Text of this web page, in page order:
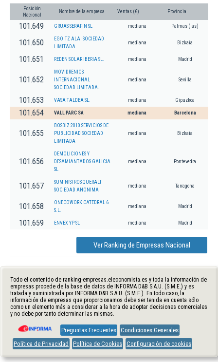
Posición
Nacional
Nombre de la empresa Ventas (€) Provincia
101.649 GRUAS SERAFIN SL mediana Palmas (las)
101.650
EGOITZ ALAI SOCIEDAD
LIMITADA.
mediana Bizkaia
101.651 REDEN SOLAR IBERIA SL. mediana Madrid
101.652
MOVIDRENIOS
INTERNACIONAL
SOCIEDAD LIMITADA.
mediana Sevilla
101.653 VASA TALDEA SL. mediana Gipuzkoa
101.654 VALL PARC SA mediana Barcelona
101.655
BOSBIZ 2010 SERVICIOS DE
PUBLICIDAD SOCIEDAD
LIMITADA
mediana Bizkaia
101.656
DEMOLICIONES Y
DESAMIANTADOS GALICIA
SL
mediana Pontevedra
101.657
SUMINISTROS QUERALT
SOCIEDAD ANONIMA
mediana Tarragona
101.658
ONECOWORK CATEDRAL 6
S.L.
mediana Madrid
101.659 ENVEX YP SL mediana Madrid
Ver Ranking de Empresas Nacional
Todo el contenido de ranking-empresas.eleconomista.es y toda la información de
empresas procede de la base de datos de INFORMA D&B S.A.U. (S.M.E.) y es
tratada y suministrada por INFORMA D&B S.A.U. (S.M.E.). En todo caso, la
información de empresas que proporcionamos debe ser tenida en cuenta sólo
como un elemento más a considerar a la hora de adoptar decisiones comerciales
y no debe por tanto determinar las mismas.
Preguntas Frecuentes Condiciones Generales
Política de Privacidad
Política de Cookies Configuración de cookies